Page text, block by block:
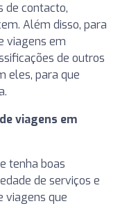
de contacto,
Além disso, para
viagens em
de outros
eles, para que
viagens em
tenha boas
de serviços e
viagens que